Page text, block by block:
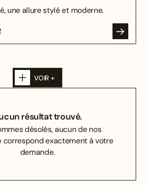
une allure stylé et moderne.
VOIR +
résultat trouvé.
désolés, aucun de nos
correspond exactement à votre
demande.